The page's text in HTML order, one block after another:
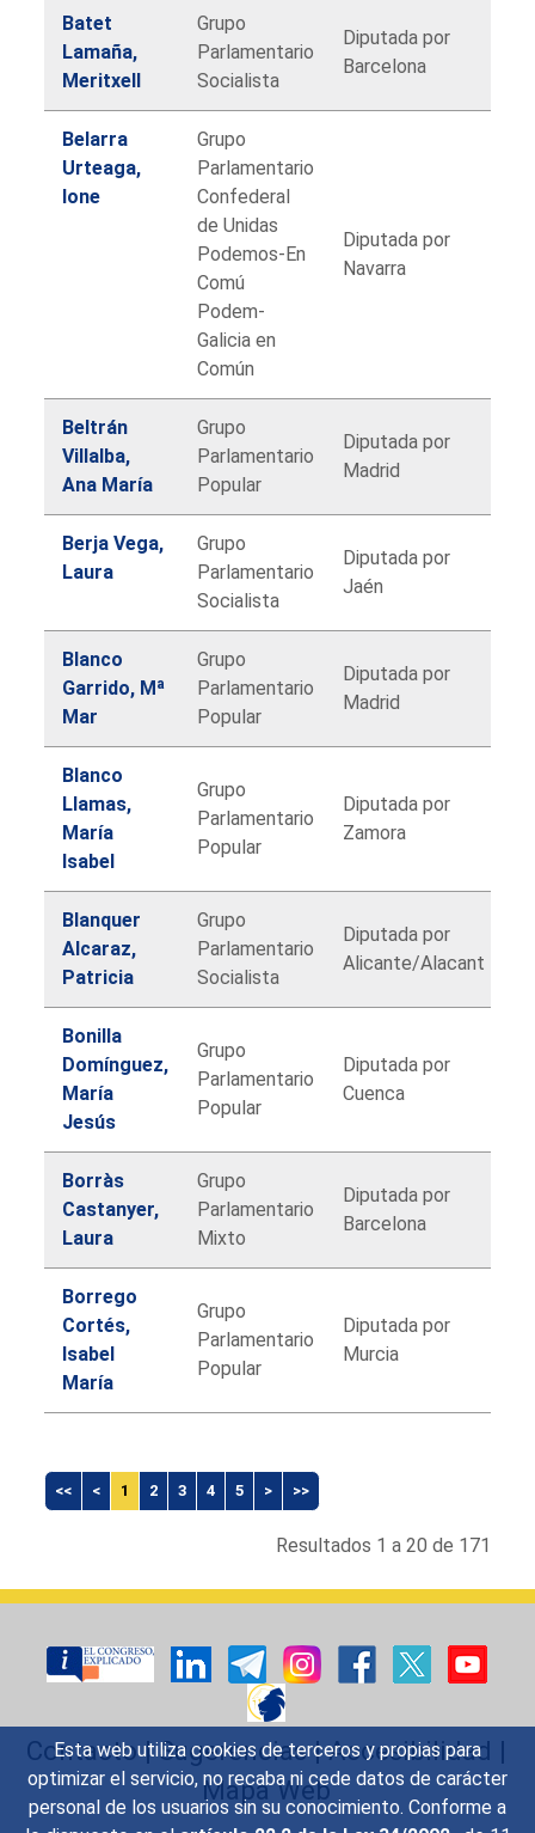
Esta web utiliza cookies de terceros y propias para
optimizar el servicio, no recaba ni cede datos de carácter
personal de los usuarios sin su conocimiento. Conforme a
de
diputados
Batet
Lamaña,
Meritxell
Grupo
Parlamentario
Socialista
Diputada por
Barcelona
Belarra
Urteaga,
Ione
Grupo
Parlamentario
Confederal
de Unidas
Podemos-En
Comú
Podem-
Galicia en
Común
Diputada por
Navarra
Beltrán
Villalba,
Ana María
Grupo
Parlamentario
Popular
Diputada por
Madrid
Berja Vega,
Laura
Grupo
Parlamentario
Socialista
Diputada por
Jaén
Blanco
Garrido, Mª
Mar
Grupo
Parlamentario
Popular
Diputada por
Madrid
Blanco
Llamas,
María
Isabel
Grupo
Parlamentario
Popular
Diputada por
Zamora
Blanquer
Alcaraz,
Patricia
Grupo
Parlamentario
Socialista
Diputada por
Alicante/Alacant
Bonilla
Domínguez,
María
Jesús
Grupo
Parlamentario
Popular
Diputada por
Cuenca
Borràs
Castanyer,
Laura
Grupo
Parlamentario
Mixto
Diputada por
Barcelona
Borrego
Cortés,
Isabel
María
Grupo
Parlamentario
Popular
Diputada por
Murcia
<< < 1 2 3 4 5 > >>
Resultados 1 a 20 de 171
Contacto|Sugerencias|Accesibilidad |
Mapa Web